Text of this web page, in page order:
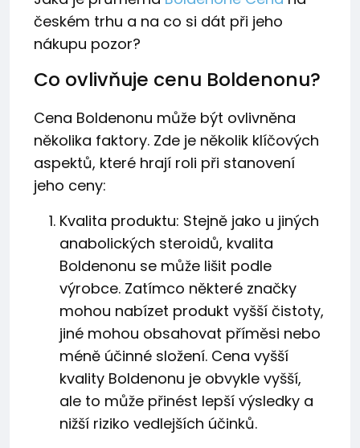
českém trhu a na co si dát při jeho
nákupu pozor?
Co ovlivňuje cenu Boldenonu?
Cena Boldenonu může být ovlivněna
několika faktory. Zde je několik klíčových
aspektů, které hrají roli při stanovení
jeho ceny:
Kvalita produktu: Stejně jako u jiných
anabolických steroidů, kvalita
Boldenonu se může lišit podle
výrobce. Zatímco některé značky
mohou nabízet produkt vyšší čistoty,
jiné mohou obsahovat příměsi nebo
méně účinné složení. Cena vyšší
kvality Boldenonu je obvykle vyšší,
ale to může přinést lepší výsledky a
nižší riziko vedlejších účinků.